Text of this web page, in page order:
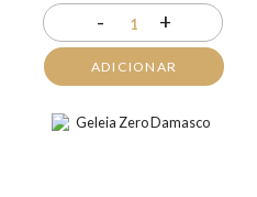
- 1 +
ADICIONAR